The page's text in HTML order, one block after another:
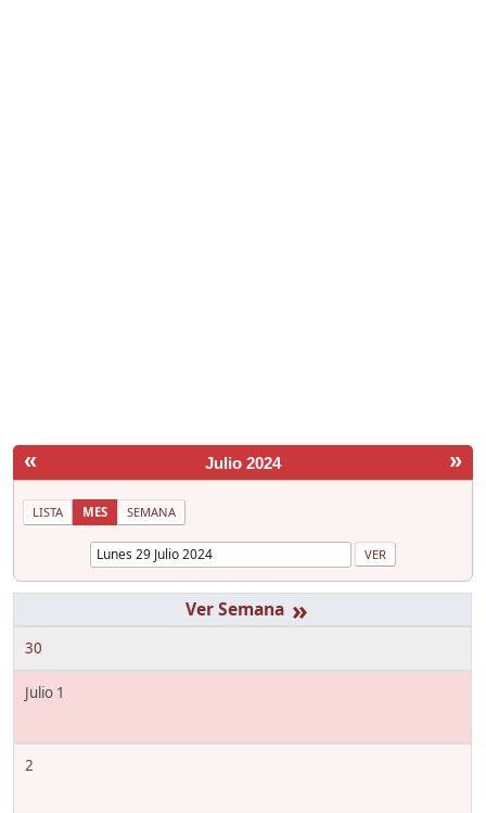
« »
Julio 2024
LISTA MES SEMANA
»
30
Julio 1
2